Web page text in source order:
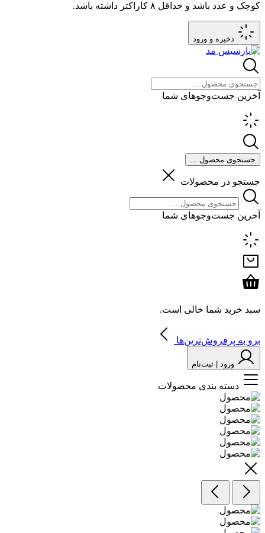
کوچک و عدد باشد و حداقل ۸ کاراکتر داشته باشد.
ذخیره و ورود
آخرین جست‌وجوهای شما
جستجوی محصول ...
جستجو در محصولات
آخرین جست‌وجوهای شما
سبد خرید شما خالی است.
برو به پرفروش‌ترین‌ها
ورود | ثبت‌نام
دسته بندی محصولات